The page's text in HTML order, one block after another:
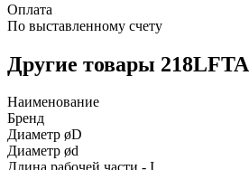
Оплата
По выставленному счету
Другие товары 218LFTA
Наименование
Бренд
Диаметр øD
Диаметр ød